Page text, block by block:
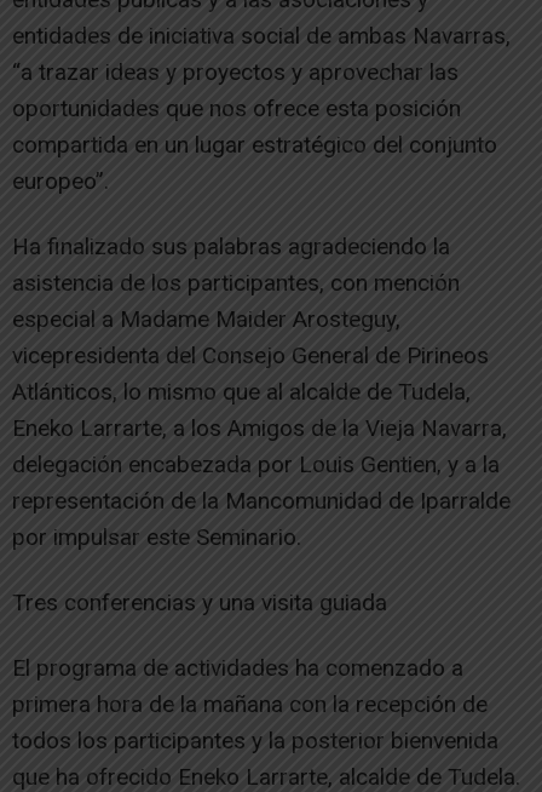
entidades de iniciativa social de ambas Navarras,
“a trazar ideas y proyectos y aprovechar las
oportunidades que nos ofrece esta posición
compartida en un lugar estratégico del conjunto
europeo”.
Ha finalizado sus palabras agradeciendo la
asistencia de los participantes, con mención
especial a Madame Maider Arosteguy,
vicepresidenta del Consejo General de Pirineos
Atlánticos, lo mismo que al alcalde de Tudela,
Eneko Larrarte, a los Amigos de la Vieja Navarra,
delegación encabezada por Louis Gentien, y a la
representación de la Mancomunidad de Iparralde
por impulsar este Seminario.
Tres conferencias y una visita guiada
El programa de actividades ha comenzado a
primera hora de la mañana con la recepción de
todos los participantes y la posterior bienvenida
que ha ofrecido Eneko Larrarte, alcalde de Tudela.